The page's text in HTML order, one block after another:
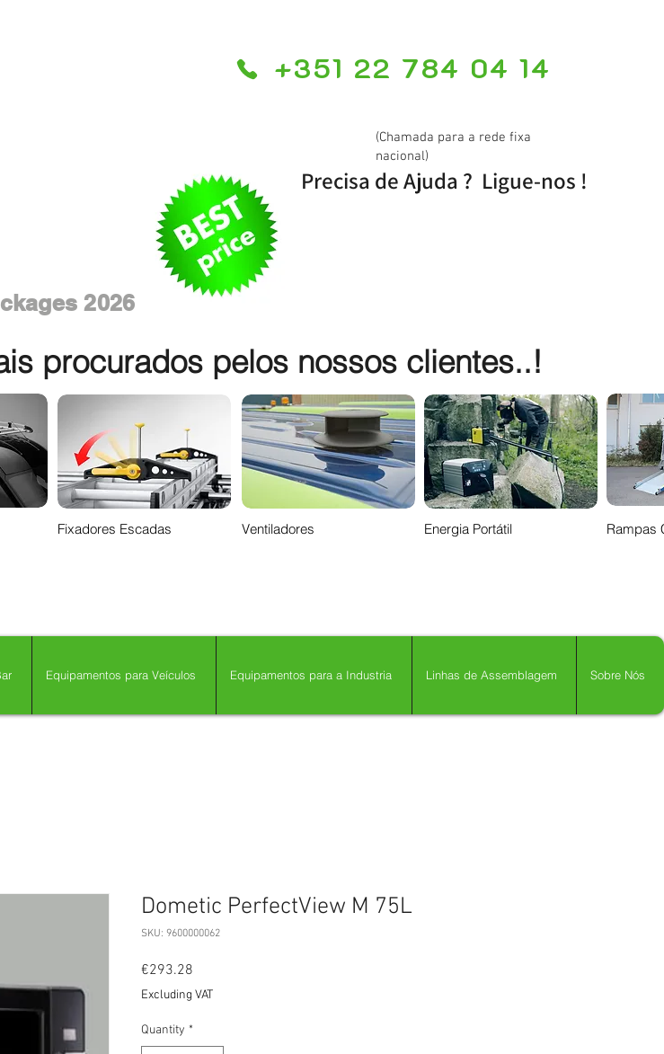
+351 22 784 04 14
2026
(Chamada para a rede fixa
nacional)
Precisa de Ajuda ? Ligue-nos !
procurados pelos nossos clientes..!
Fixadores Escadas Ventiladores Energia Portátil Rampas
Equipamentos para Veículos Equipamentos para a Industria Linhas de Assemblagem Sobre Nós
Dometic PerfectView M 75L
SKU: 9600000062
€293.28
Excluding VAT
Quantity *